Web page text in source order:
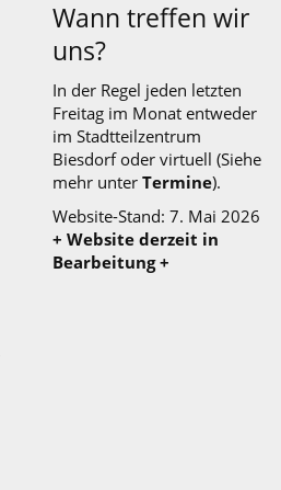
Wann treffen wir
uns?
In der Regel jeden letzten
Freitag im Monat entweder
im Stadtteilzentrum
Biesdorfoder virtuell (Siehe
mehr unter Termine).
Website-Stand: 7. Mai 2026
+ Website derzeit in
Bearbeitung +